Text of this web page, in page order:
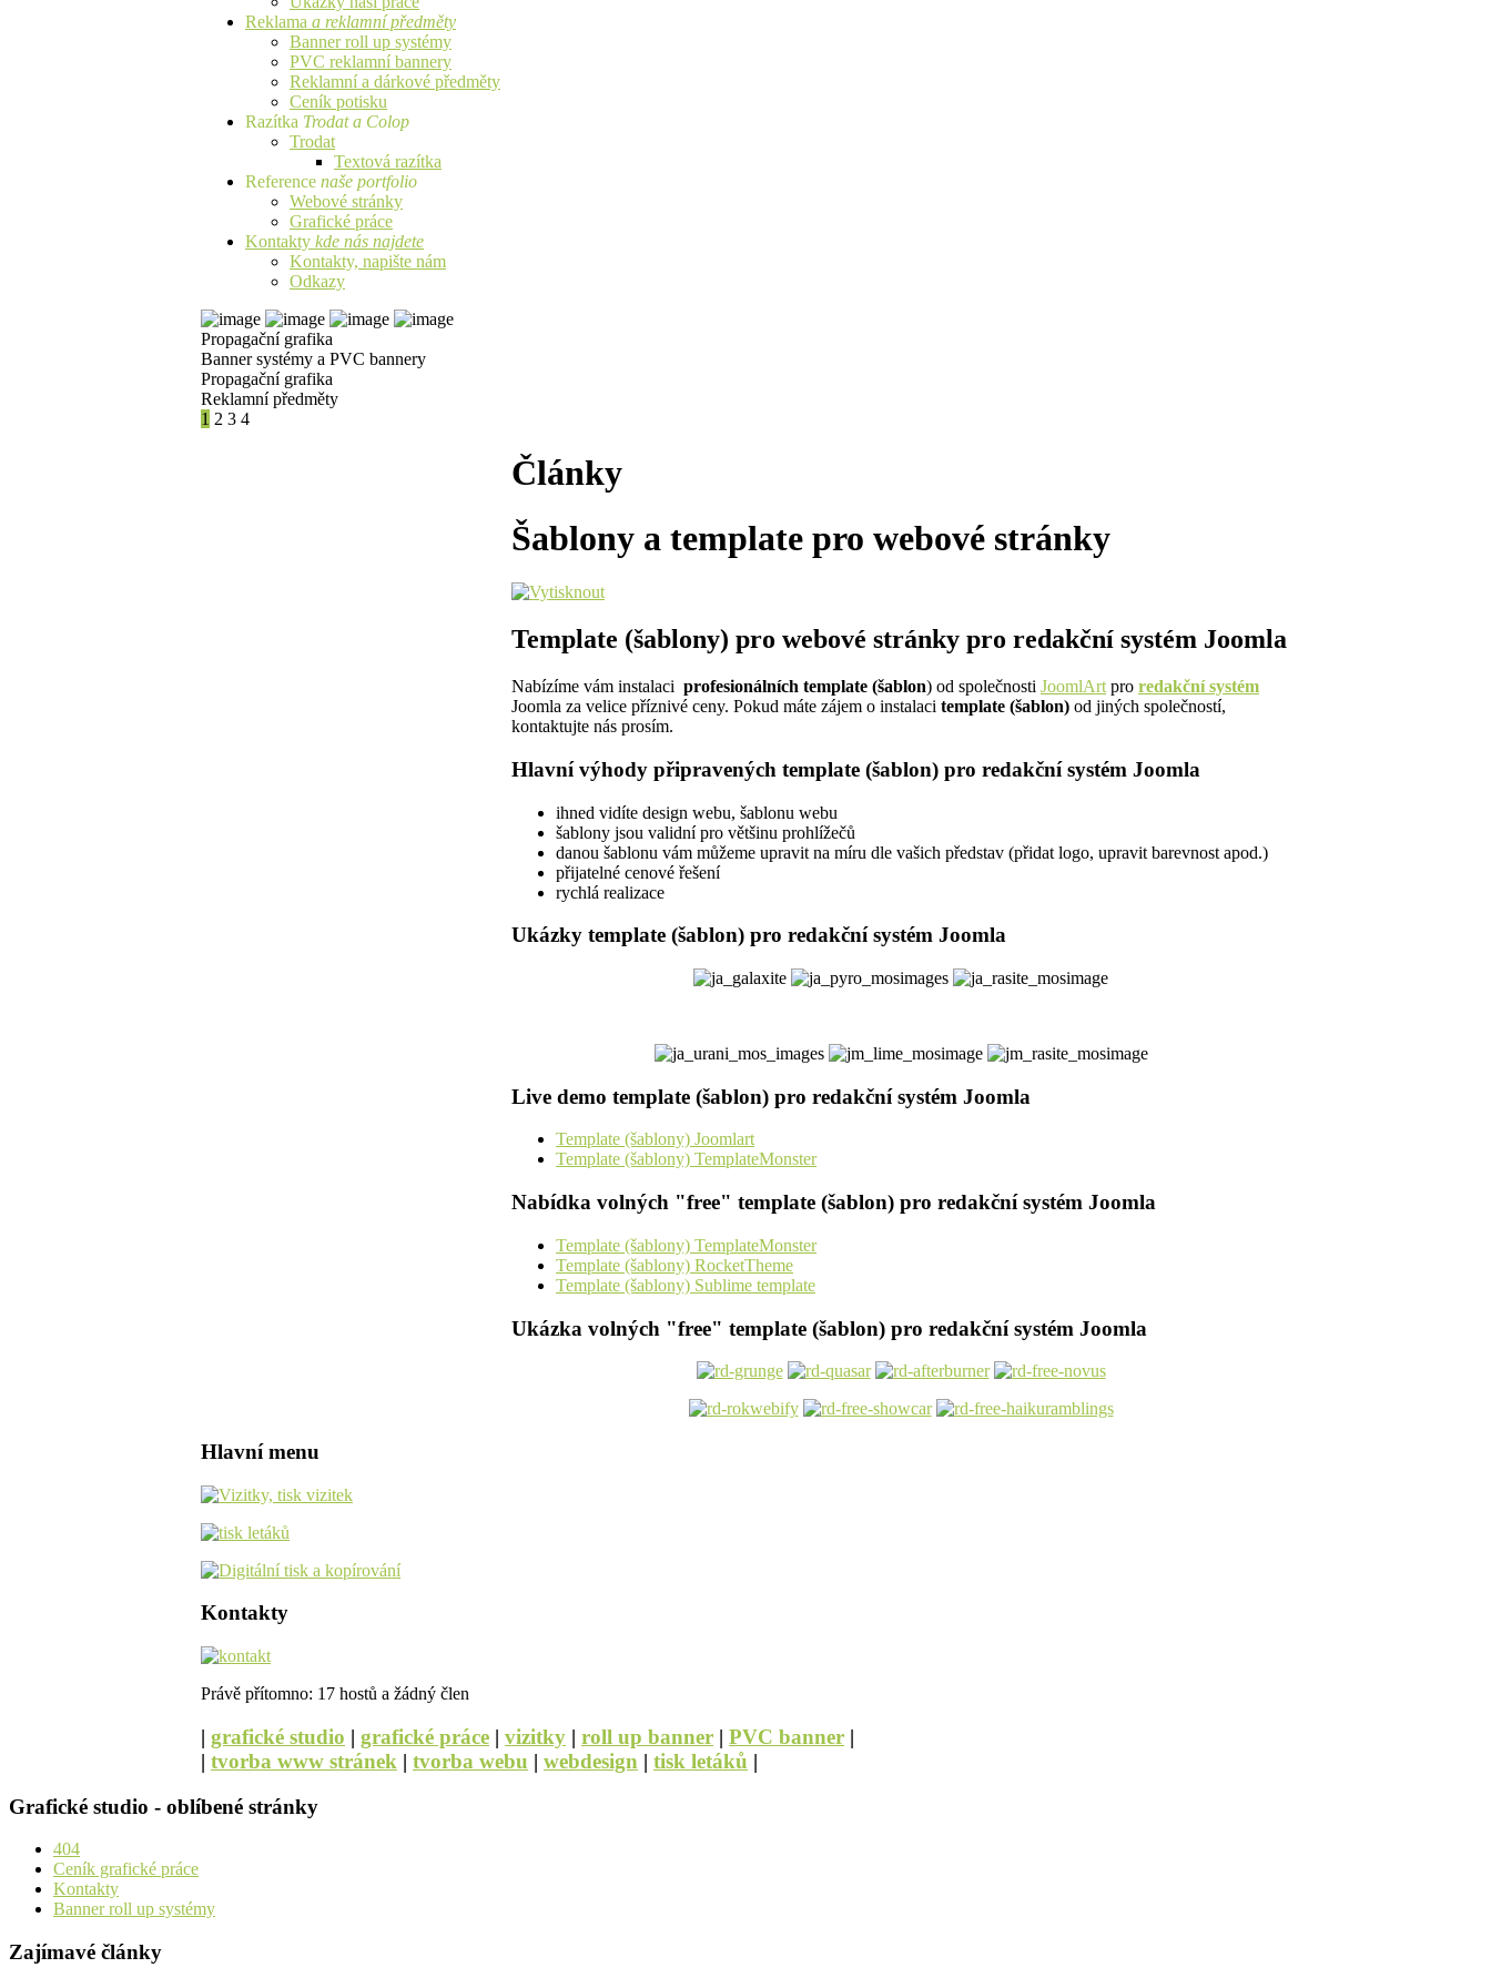
Reklama a reklamní předměty
Banner roll up systémy
PVC reklamní bannery
Reklamní a dárkové předměty
Ceník potisku
Razítka Trodat a Colop
Trodat
Textová razítka
Reference naše portfolio
Webové stránky
Grafické práce
Kontakty kde nás najdete
Kontakty, napište nám
Odkazy
Propagační grafika
Banner systémy a PVC bannery
Propagační grafika
Reklamní předměty
1 2 3 4
Články
Šablony a template pro webové stránky
Template (šablony) pro webové stránky pro redakční systém Joomla
Nabízíme vám instalaci profesionálních template (šablon) od společnosti JoomlArt pro redakční systém
Joomla za velice příznivé ceny. Pokud máte zájem o instalaci template (šablon) od jiných společností,
kontaktujte nás prosím.
Hlavní výhody připravených template (šablon) pro redakční systém Joomla
ihned vidíte design webu, šablonu webu
šablony jsou validní pro většinu prohlížečů
danou šablonu vám můžeme upravit na míru dle vašich představ (přidat logo, upravit barevnost apod.)
přijatelné cenové řešení
rychlá realizace
Ukázky template (šablon) pro redakční systém Joomla
Live demo template (šablon) pro redakční systém Joomla
Template (šablony) Joomlart
Template (šablony) TemplateMonster
Nabídka volných "free" template (šablon) pro redakční systém Joomla
Template (šablony) TemplateMonster
Template (šablony) RocketTheme
Template (šablony) Sublime template
Ukázka volných "free" template (šablon) pro redakční systém Joomla
Hlavní menu
Kontakty
Právě přítomno: 17 hostů a žádný člen
| grafické studio | grafické práce | vizitky | roll up banner | PVC banner |
| tvorba www stránek | tvorba webu | webdesign | tisk letáků |
Grafické studio - oblíbené stránky
404
Ceník grafické práce
Kontakty
Banner roll up systémy
Zajímavé články